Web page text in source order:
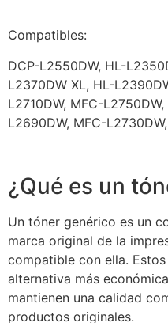
Compatibles:
DCP-L2550DW, HL-
L2370DW XL, HL-
L2710DW, MFC-
L2690DW, MFC-
¿Qué es un
Un tóner genérico es un
marca original de la
compatible con ella.
alternativa más
mantienen una calidad
productos originales.